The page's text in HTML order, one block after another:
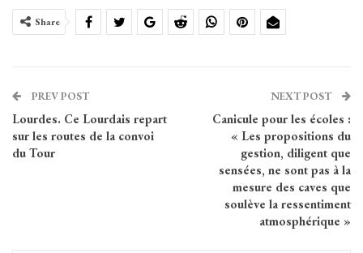
Share
PREV POST
Lourdes. Ce Lourdais repart
sur les routes de la convoi
du Tour
NEXT POST
Canicule pour les écoles :
« Les propositions du
gestion, diligent que
sensées, ne sont pas à la
mesure des caves que
soulève la ressentiment
atmosphérique »